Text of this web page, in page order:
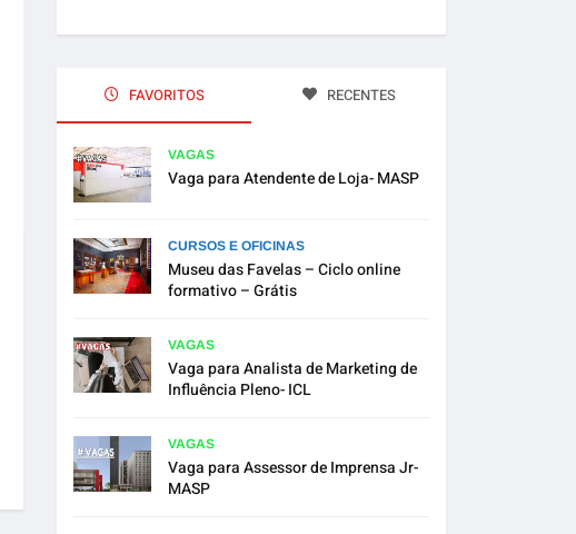
FAVORITOS RECENTES
VAGAS
Vaga para Atendente de Loja- MASP
CURSOS E OFICINAS
Museu das Favelas – Ciclo online
formativo – Grátis
VAGAS
Vaga para Analista de Marketing de
Influência Pleno- ICL
VAGAS
Vaga para Assessor de Imprensa Jr-
MASP